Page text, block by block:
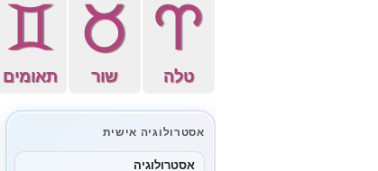
a
טלה
s
שור
d
תאומים
אסטרולוגיה אישית
אסטרולוגיה